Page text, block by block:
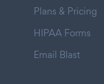
Plans & Pricing
HIPAA Forms
Email Blast